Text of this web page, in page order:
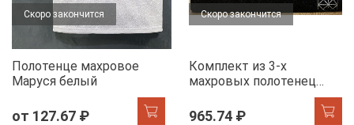
Скоро закончится
Полотенце махровое
Маруся белый
от 127.67 ₽
Скоро закончится
Комплект из 3-х
махровых полотенец
FLOOX бордюр Диана,
черный
965.74 ₽